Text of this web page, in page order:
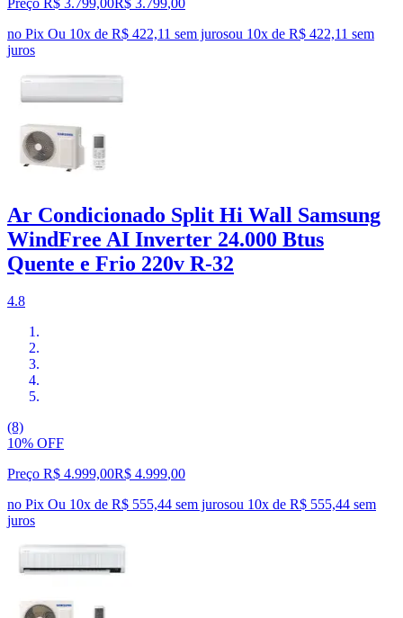
no Pix Ou 10x de R$ 422,11 sem jurosou 10x de R$ 422,11 sem
juros
Ar Condicionado Split Hi Wall Samsung
WindFree AI Inverter 24.000 Btus
Quente e Frio 220v R-32
4.8
(8)
10% OFF
Preço R$ 4.999,00R$ 4.999,00
no Pix Ou 10x de R$ 555,44 sem jurosou 10x de R$ 555,44 sem
juros